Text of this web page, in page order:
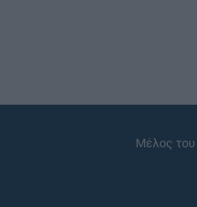
Μέλος του